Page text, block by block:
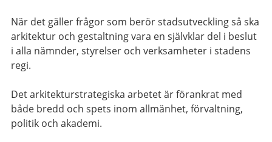
När det gäller frågor som berör stadsutveckling så ska
arkitektur och gestaltning vara en självklar del i beslut
i alla nämnder, styrelser och verksamheter i stadens
regi.
Det arkitekturstrategiska arbetet är förankrat med
både bredd och spets inom allmänhet, förvaltning,
politik och akademi.